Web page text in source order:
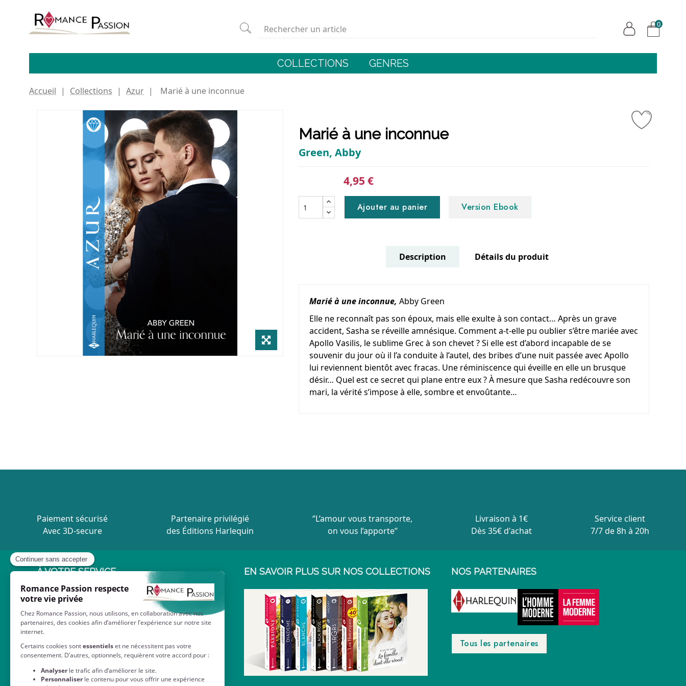
0
COLLECTIONS GENRES
Accueil Collections Azur Marié à une inconnue
Marié à une inconnue
Green, Abby
4,95 €
Ajouter au panier Version Ebook
Description Détails du produit
Marié à une inconnue, Abby Green
Elle ne reconnaît pas son époux, mais elle exulte à son contact… Après un grave
accident, Sasha se réveille amnésique. Comment a-t-elle pu oublier s’être mariée avec
Apollo Vasilis, le sublime Grec à son chevet ? Si elle est d’abord incapable de se
souvenir du jour où il l’a conduite à l’autel, des bribes d’une nuit passée avec Apollo
lui reviennent bientôt avec fracas. Une réminiscence qui éveille en elle un brusque
désir… Quel est ce secret qui plane entre eux ? À mesure que Sasha redécouvre son
mari, la vérité s’impose à elle, sombre et envoûtante…
Paiement sécurisé
Avec 3D-secure
Partenaire privilégié
des Éditions Harlequin
‘’L’amour vous transporte,
on vous l’apporte’’
Livraison à 1€
Dès 35€ d'achat
Service client
7/7 de 8h à 20h
À VOTRE SERVICE
Contactez-nous
EN SAVOIR PLUS SUR NOS COLLECTIONS NOS PARTENAIRES
Tous les partenaires